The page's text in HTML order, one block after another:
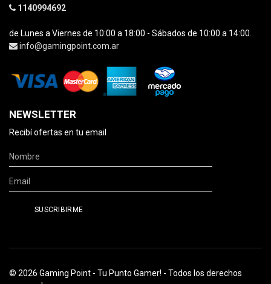
1140994692
de Lunes a Viernes de 10:00 a 18:00 - Sábados de 10:00 a 14:00.
info@gamingpoint.com.ar
NEWSLETTER
Recibí ofertas en tu email
© 2026 Gaming Point - Tu Punto Gamer! - Todos los derechos